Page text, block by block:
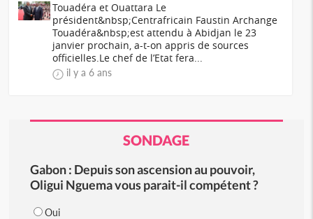
Touadéra et Ouattara Le
président&nbsp;Centrafricain Faustin Archange
Touadéra&nbsp;est attendu à Abidjan le 23
janvier prochain, a-t-on appris de sources
officielles.Le chef de l’Etat fera...
il y a 6 ans
SONDAGE
Gabon : Depuis son ascension au pouvoir,
Oligui Nguema vous parait-il compétent ?
Oui